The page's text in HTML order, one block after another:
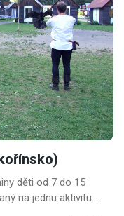
děti od 7 do 15
na jednu aktivitu,